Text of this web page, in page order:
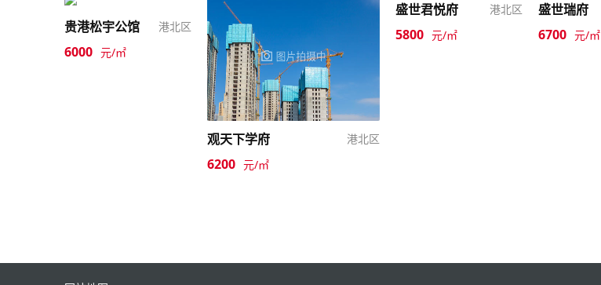
贵港松宇公馆 港北区
6000 元/㎡
观天下学府 港北区
6200 元/㎡
盛世君悦府 港北区
5800 元/㎡
盛世瑞府
6700 元/㎡